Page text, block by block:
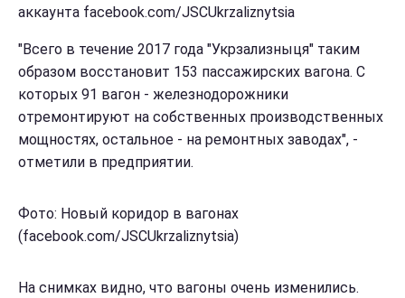
аккаунта facebook.com/JSCUkrzaliznytsia
"Всего в течение 2017 года "Укрзализныця" таким
образом восстановит 153 пассажирских вагона. С
которых 91 вагон - железнодорожники
отремонтируют на собственных производственных
мощностях, остальное - на ремонтных заводах", -
отметили в предприятии.
Фото: Новый коридор в вагонах
(facebook.com/JSCUkrzaliznytsia)
На снимках видно, что вагоны очень изменились.